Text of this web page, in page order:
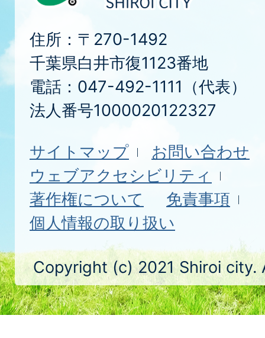
住所：〒270-1492
千葉県白井市復1123番地
電話：047-492-1111（代表）
法人番号1000020122327
サイトマップ
お問い合わせ
ウェブアクセシビリティ
著作権について
免責事項
個人情報の取り扱い
Copyright (c) 2021 Shiroi city.